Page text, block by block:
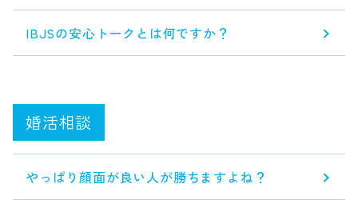
IBJSの安心トークとは何ですか？
婚活相談
やっぱり顔面が良い人が勝ちますよね？